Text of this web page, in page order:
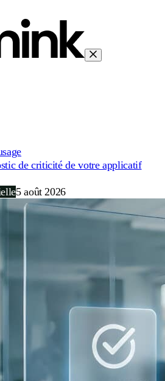
de criticité de votre applicatif
5 août 2026